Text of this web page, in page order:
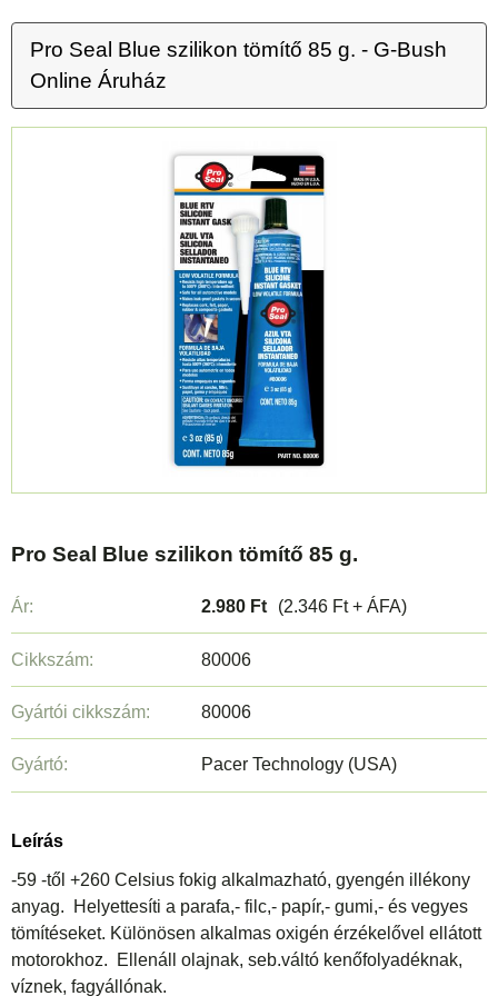
Pro Seal Blue szilikon tömítő 85 g. - G-Bush
Online Áruház
Pro Seal Blue szilikon tömítő 85 g.
Ár: 2.980 Ft (2.346 Ft + ÁFA)
Cikkszám: 80006
Gyártói cikkszám: 80006
Gyártó: Pacer Technology (USA)
Leírás
-59 -től +260 Celsius fokig alkalmazható, gyengén illékony
anyag. Helyettesíti a parafa,- filc,- papír,- gumi,- és vegyes
tömítéseket. Különösen alkalmas oxigén érzékelővel ellátott
motorokhoz. Ellenáll olajnak, seb.váltó kenőfolyadéknak,
víznek, fagyállónak.